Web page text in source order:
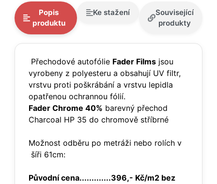
Popis
produktu
Ke stažení
Související
produkty
Přechodové autofólie Fader Films jsou
vyrobeny z polyesteru a obsahují UV filtr,
vrstvu proti poškrábání a vrstvu lepidla
opatřenou ochrannou fólií.
Fader Chrome 40% barevný přechod
Charcoal HP 35 do chromově stříbrné
Možnost odběru po metráži nebo rolích v
šíři 61cm:
Původní cena.............396,- Kč/m2 bez